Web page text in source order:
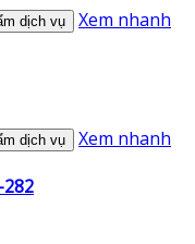
dịch vụ Xem nhanh
dịch vụ Xem nhanh